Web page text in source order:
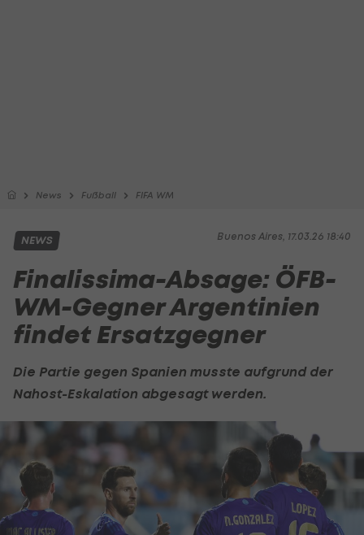
News Fußball FIFA WM
Buenos Aires, 17.03.26 18:40
NEWS
Finalissima-Absage: ÖFB-
WM-Gegner Argentinien
findet Ersatzgegner
Die Partie gegen Spanien musste aufgrund der
Nahost-Eskalation abgesagt werden.